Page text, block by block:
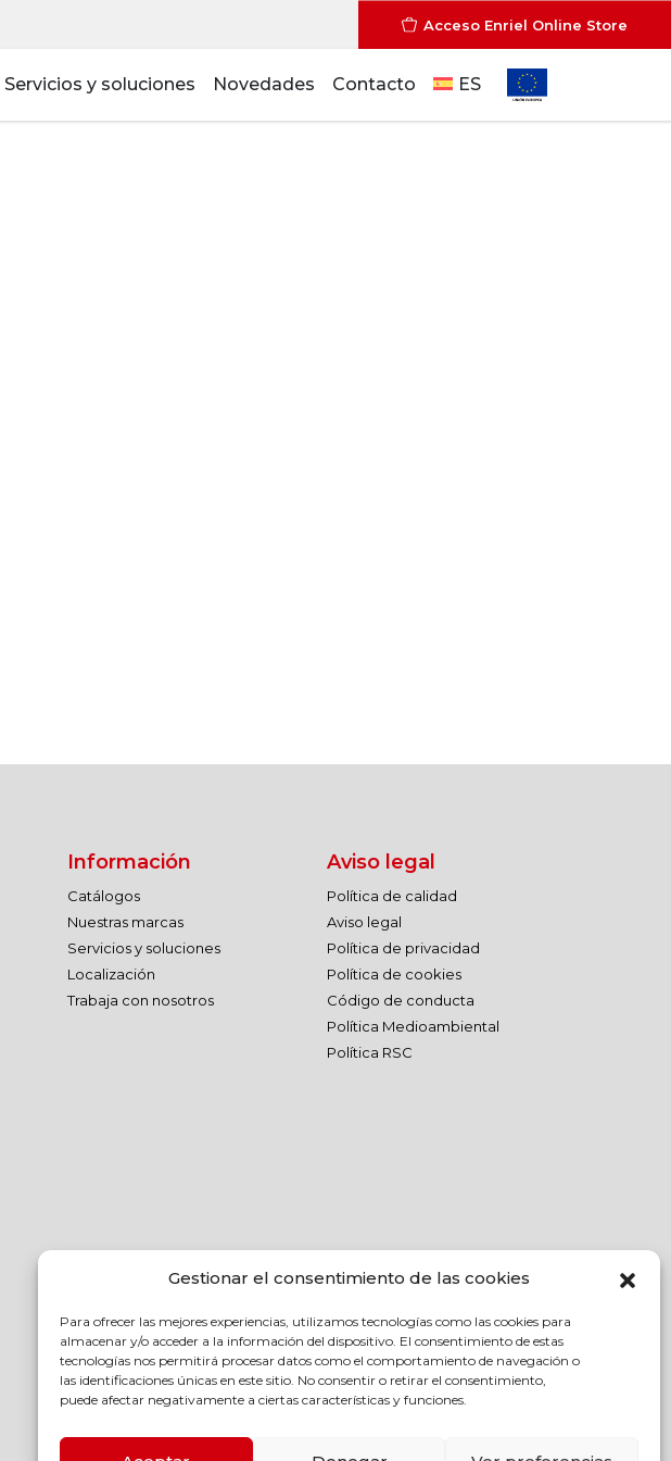
Gestionar el consentimiento de las cookies
Para ofrecer las mejores experiencias, utilizamos tecnologías como las cookies para
almacenar y/o acceder a la información del dispositivo. El consentimiento de estas
tecnologías nos permitirá procesar datos como el comportamiento de navegación o
las identificaciones únicas en este sitio. No consentir o retirar el consentimiento,
puede afectar negativamente a ciertas características y funciones.
Acceso Enriel Online Store
Servicios y soluciones Novedades Contacto ES
Información
Catálogos
Nuestras marcas
Servicios y soluciones
Localización
Trabaja con nosotros
Aviso legal
Política de calidad
Aviso legal
Política de privacidad
Política de cookies
Código de conducta
Política Medioambiental
Política RSC